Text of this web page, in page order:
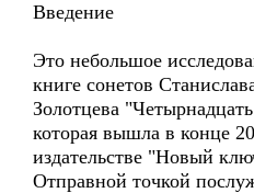
Введение
Это небольшое
книге сонетов
Золотцева
которая вышла в конце
издательстве "Новый
Отправной точкой